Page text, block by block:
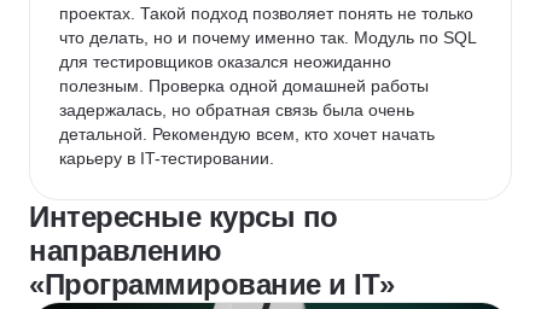
проектах. Такой подход позволяет понять не только
что делать, но и почему именно так. Модуль по SQL
для тестировщиков оказался неожиданно
полезным. Проверка одной домашней работы
задержалась, но обратная связь была очень
детальной. Рекомендую всем, кто хочет начать
карьеру в IT-тестировании.
Интересные курсы по
направлению
«Программирование и IT»